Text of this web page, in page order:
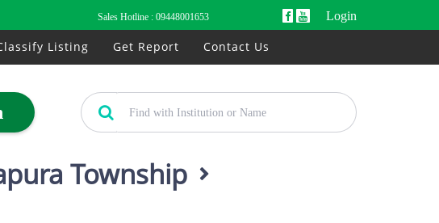
Sales Hotline : 09448001653 Login
Listing Get Report Contact Us
Township